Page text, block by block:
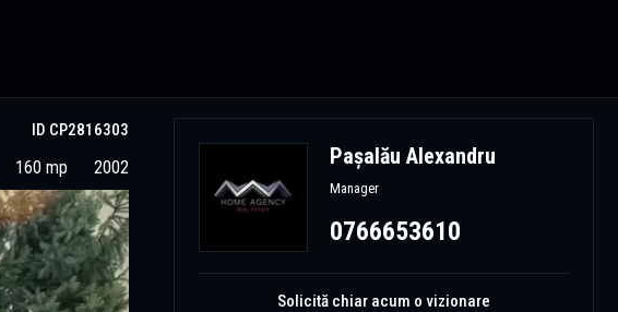
ID CP2816303
160 mp 2002 Pașalău Alexandru
Manager
0766653610
Solicită chiar acum o vizionare